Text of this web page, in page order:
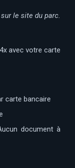
le site du parc.
avec votre carte
carte bancaire
document à